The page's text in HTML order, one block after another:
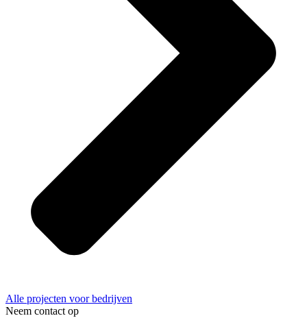
Alle projecten voor bedrijven
Neem contact op